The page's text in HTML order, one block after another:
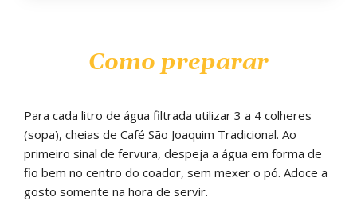
Como preparar
Para cada litro de água filtrada utilizar 3 a 4 colheres
(sopa), cheias de Café São Joaquim Tradicional. Ao
primeiro sinal de fervura, despeja a água em forma de
fio bem no centro do coador, sem mexer o pó. Adoce a
gosto somente na hora de servir.